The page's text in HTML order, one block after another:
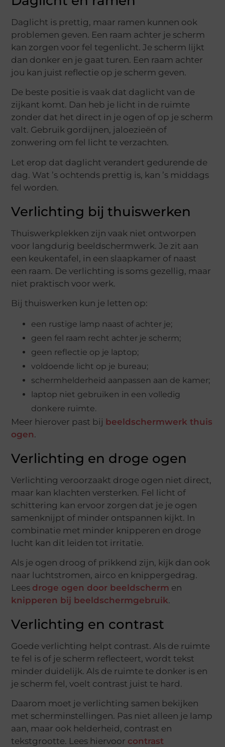
Daglicht is prettig, maar ramen kunnen ook
problemen geven. Een raam achter je scherm
kan zorgen voor fel tegenlicht. Je scherm lijkt
dan donker en je gaat turen. Een raam achter
jou kan juist reflectie op je scherm geven.
De beste positie is vaak dat daglicht van de
zijkant komt. Dan heb je licht in de ruimte
zonder dat het direct in je ogen of op je scherm
valt. Gebruik gordijnen, jaloezieën of
zonwering om fel licht te verzachten.
Let erop dat daglicht verandert gedurende de
dag. Wat ’s ochtends prettig is, kan ’s middags
fel worden.
Verlichting bij thuiswerken
Thuiswerkplekken zijn vaak niet ontworpen
voor langdurig beeldschermwerk. Je zit aan
een keukentafel, in een slaapkamer of naast
een raam. De verlichting is soms gezellig, maar
niet praktisch voor werk.
Bij thuiswerken kun je letten op:
een rustige lamp naast of achter je;
geen fel raam recht achter je scherm;
geen reflectie op je laptop;
voldoende licht op je bureau;
schermhelderheid aanpassen aan de kamer;
laptop niet gebruiken in een volledig
donkere ruimte.
Meer hierover past bij beeldschermwerk thuis
ogen.
Verlichting en droge ogen
Verlichting veroorzaakt droge ogen niet direct,
maar kan klachten versterken. Fel licht of
schittering kan ervoor zorgen dat je je ogen
samenknijpt of minder ontspannen kijkt. In
combinatie met minder knipperen en droge
lucht kan dit leiden tot irritatie.
Als je ogen droog of prikkend zijn, kijk dan ook
naar luchtstromen, airco en knippergedrag.
Lees droge ogen door beeldscherm en
knipperen bij beeldschermgebruik.
Verlichting en contrast
Goede verlichting helpt contrast. Als de ruimte
te fel is of je scherm reflecteert, wordt tekst
minder duidelijk. Als de ruimte te donker is en
je scherm fel, voelt contrast juist te hard.
Daarom moet je verlichting samen bekijken
met scherminstellingen. Pas niet alleen je lamp
aan, maar ook helderheid, contrast en
tekstgrootte. Lees hiervoor contrast